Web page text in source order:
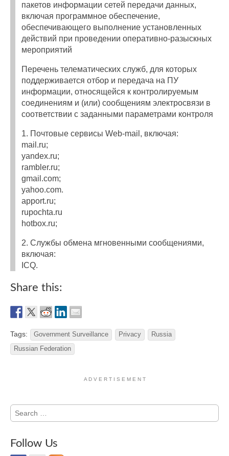
пакетов информации сетей передачи данных,
включая программное обеспечение,
обеспечивающего выполнение установленных
действий при проведении оперативно-разыскных
мероприятий
Перечень телематических служб, для которых
поддерживается отбор и передача на ПУ
информации, относящейся к контролируемым
соединениям и (или) сообщениям электросвязи в
соответствии с заданными параметрами контроля
1. Почтовые сервисы Web-mail, включая:
mail.ru;
yandex.ru;
rambler.ru;
gmail.com;
yahoo.com.
apport.ru;
rupochta.ru
hotbox.ru;
2. Службы обмена мгновенными сообщениями,
включая:
ICQ.
Share this:
Tags: Government Surveillance Privacy
Russia
Russian Federation
A D V E R T I S E M E N T
Search
for:
Follow Us